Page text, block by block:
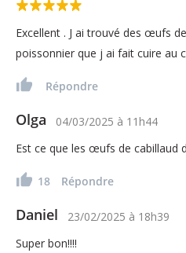
Excellent . J ai trouvé des œufs
poissonnier que j ai fait cuire au
Répondre
Olga 04/03/2025 à 11h44
Est ce que les œufs de cabillaud
18 Répondre
Daniel 23/02/2025 à 18h39
Super bon!!!!